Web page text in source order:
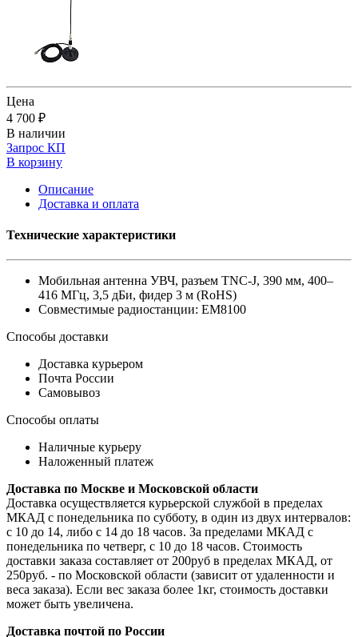
Цена
4 700 ₽
В наличии
Запрос КП
В корзину
Описание
Доставка и оплата
Технические характеристики
Мобильная антенна УВЧ, разъем TNC-J, 390 мм, 400–
416 МГц, 3,5 дБи, фидер 3 м (RoHS)
Совместимые радиостанции: EM8100
Способы доставки
Доставка курьером
Почта России
Самовывоз
Способы оплаты
Наличные курьеру
Наложенный платеж
Доставка по Москве и Московской области
Доставка осуществляется курьерской службой в пределах
МКАД с понедельника по субботу, в один из двух интервалов:
с 10 до 14, либо с 14 до 18 часов. За пределами МКАД с
понедельника по четверг, с 10 до 18 часов. Стоимость
доставки заказа составляет от 200руб в пределах МКАД, от
250руб. - по Московской области (зависит от удаленности и
веса заказа). Если вес заказа более 1кг, стоимость доставки
может быть увеличена.
Доставка почтой по России